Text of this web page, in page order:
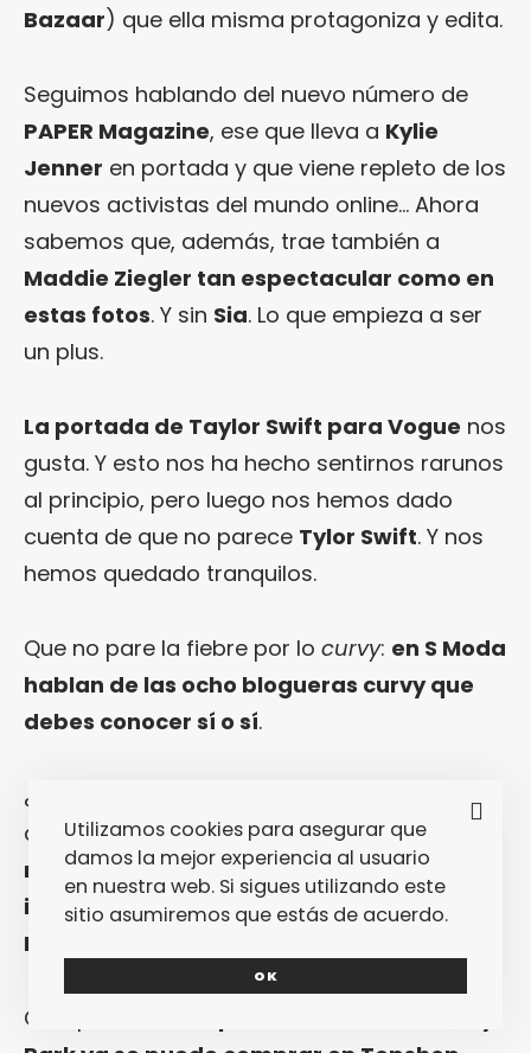
Bazaar) que ella misma protagoniza y edita.
Seguimos hablando del nuevo número de
PAPER Magazine, ese que lleva a Kylie
Jenner en portada y que viene repleto de los
nuevos activistas del mundo online… Ahora
sabemos que, además, trae también a
Maddie Ziegler tan espectacular como en
estas fotos. Y sin Sia. Lo que empieza a ser
un plus.
La portada de Taylor Swift para Vogue nos
gusta. Y esto nos ha hecho sentirnos rarunos
al principio, pero luego nos hemos dado
cuenta de que no parece Tylor Swift. Y nos
hemos quedado tranquilos.
Que no pare la fiebre por lo curvy: en S Moda
hablan de las ocho blogueras curvy que
debes conocer sí o sí.
¿Creías que lo del
agotando? Ni hablar.Por aquí hablan de las
marcas que van a petarlo
inminentemente… Y, evidentemente,Ivy
Park
Que, por cierto,
Utilizamos cookies para asegurar que
damos la mejor experiencia al usuario
en nuestra web. Si sigues utilizando este
sitio asumiremos que estás de acuerdo.
OK